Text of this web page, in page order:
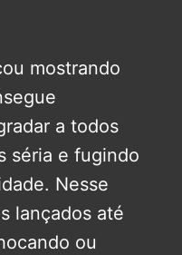
mostrando
a todos
séria e fugindo
Nesse
lançados até
ou